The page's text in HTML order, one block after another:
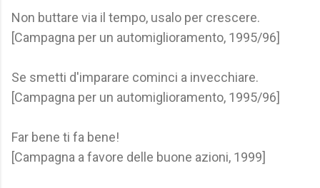
Non buttare via il tempo, usalo per crescere.
[Campagna per un automiglioramento, 1995/96]
Se smetti d'imparare cominci a invecchiare.
[Campagna per un automiglioramento, 1995/96]
Far bene ti fa bene!
[Campagna a favore delle buone azioni, 1999]